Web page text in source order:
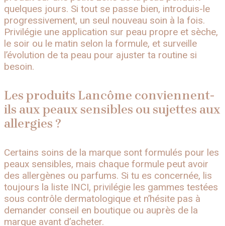
quelques jours. Si tout se passe bien, introduis-le
progressivement, un seul nouveau soin à la fois.
Privilégie une application sur peau propre et sèche,
le soir ou le matin selon la formule, et surveille
l’évolution de ta peau pour ajuster ta routine si
besoin.
Les produits Lancôme conviennent-
ils aux peaux sensibles ou sujettes aux
allergies ?
Certains soins de la marque sont formulés pour les
peaux sensibles, mais chaque formule peut avoir
des allergènes ou parfums. Si tu es concernée, lis
toujours la liste INCI, privilégie les gammes testées
sous contrôle dermatologique et n’hésite pas à
demander conseil en boutique ou auprès de la
marque avant d’acheter.